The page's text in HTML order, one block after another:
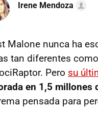
Irene Mendoza
Malone nunca ha
tan diferentes
Pero su
en 1,5 millones
pensada para